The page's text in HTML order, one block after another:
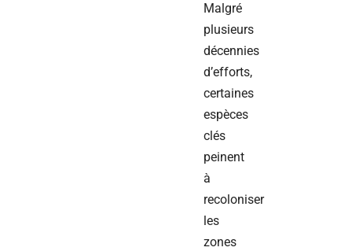
Malgré
plusieurs
décennies
d’efforts,
certaines
espèces
clés
peinent
à
recoloniser
les
zones